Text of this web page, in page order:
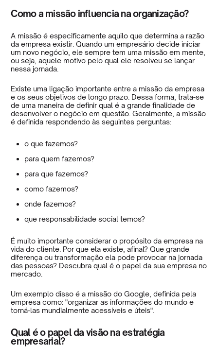
Como a missão influencia na organização?
A missão é especificamente aquilo que determina a razão
da empresa existir. Quando um empresário decide iniciar
um novo negócio, ele sempre tem uma missão em mente,
ou seja, aquele motivo pelo qual ele resolveu se lançar
nessa jornada.
Existe uma ligação importante entre a missão da empresa
e os seus objetivos de longo prazo. Dessa forma, trata-se
de uma maneira de definir qual é a grande finalidade de
desenvolver o negócio em questão. Geralmente, a missão
é definida respondendo às seguintes perguntas:
o que fazemos?
para quem fazemos?
para que fazemos?
como fazemos?
onde fazemos?
que responsabilidade social temos?
É muito importante considerar o propósito da empresa na
vida do cliente. Por que ela existe, afinal? Que grande
diferença ou transformação ela pode provocar na jornada
das pessoas? Descubra qual é o papel da sua empresa no
mercado.
Um exemplo disso é a missão do Google, definida pela
empresa como: "organizar as informações do mundo e
torná-las mundialmente acessíveis e úteis".
Qual é o papel da visão na estratégia
empresarial?